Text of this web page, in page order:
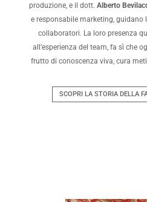
produzione, e il dott.Alberto
e responsabile marketing, guidano
collaboratori. La loro presenza
all’esperienza del team, fa sì che
frutto di conoscenza viva, cura
SCOPRI LA STORIA DELLA